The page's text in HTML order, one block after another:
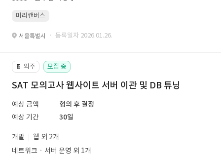
미리캔버스
서울특별시 · 등록일자 2026.01.26.
📔 외주 모집 중
SAT 모의고사 웹사이트 서버 이관 및 DB 튜닝
예상 금액
협의 후 결정
예상 기간
30일
개발
웹 외 2개
네트워크ㆍ서버 운영 외 1개